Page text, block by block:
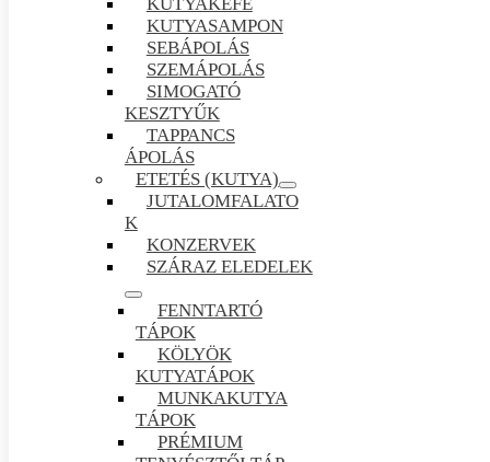
KUTYASAMPON
SEBÁPOLÁS
SZEMÁPOLÁS
SIMOGATÓ
KESZTYŰK
TAPPANCS
ÁPOLÁS
ETETÉS (KUTYA)
JUTALOMFALATO
K
KONZERVEK
SZÁRAZ ELEDELEK
FENNTARTÓ
TÁPOK
KÖLYÖK
KUTYATÁPOK
MUNKAKUTYA
TÁPOK
PRÉMIUM